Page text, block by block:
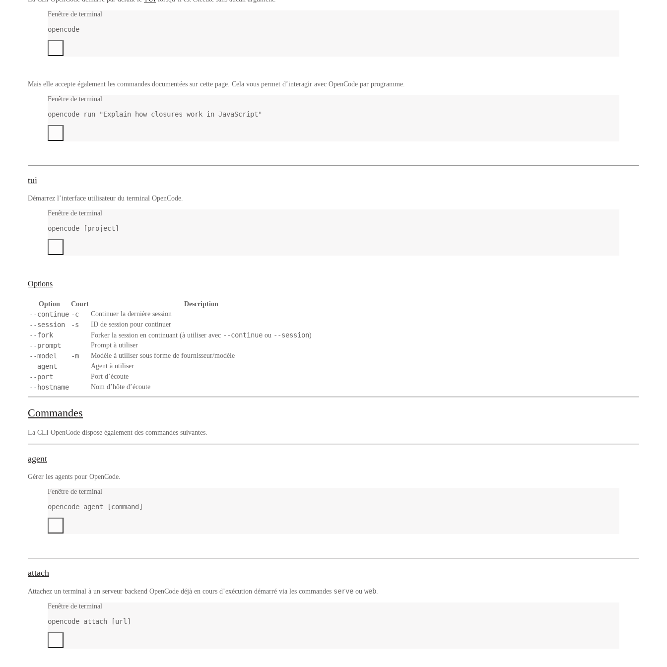
Fenêtre de terminal
opencode
Mais elle accepte également les commandes documentées sur cette page. Cela vous permet d’interagir avec OpenCode par programme.
Fenêtre de terminal
opencode run "Explain how closures work in JavaScript"
tui
Démarrez l’interface utilisateur du terminal OpenCode.
Fenêtre de terminal
opencode [project]
Options
Option Court Description
--continue -c Continuer la dernière session
--session -s ID de session pour continuer
--fork Forker la session en continuant (à utiliser avec --continue ou --session)
--prompt Prompt à utiliser
--model -m Modèle à utiliser sous forme de fournisseur/modèle
--agent Agent à utiliser
--port Port d’écoute
--hostname Nom d’hôte d’écoute
Commandes
La CLI OpenCode dispose également des commandes suivantes.
agent
Gérer les agents pour OpenCode.
Fenêtre de terminal
opencode agent [command]
attach
Attachez un terminal à un serveur backend OpenCode déjà en cours d’exécution démarré via les commandes serve ou web
Fenêtre de terminal
opencode attach [url]